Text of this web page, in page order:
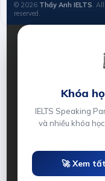
© 2026 Thầy Anh IELTS.
reserved.
Khóa
IELTS Speaking
và nhiều khóa
🚀 Xem